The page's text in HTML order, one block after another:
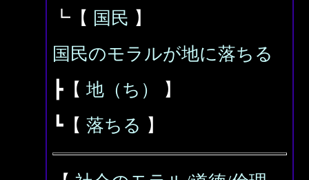
┗【 国民 】
国民のモラルが地に落ちる
┣【 地（ち）
】
┗【 落ちる 】